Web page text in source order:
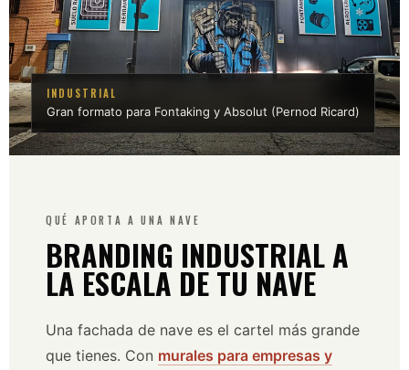
INDUSTRIAL
Gran formato para Fontaking y Absolut (Pernod Ricard)
QUÉ APORTA A UNA NAVE
BRANDING INDUSTRIAL A
LA ESCALA DE TU NAVE
Una fachada de nave es el cartel más grande
que tienes. Con murales para empresas y